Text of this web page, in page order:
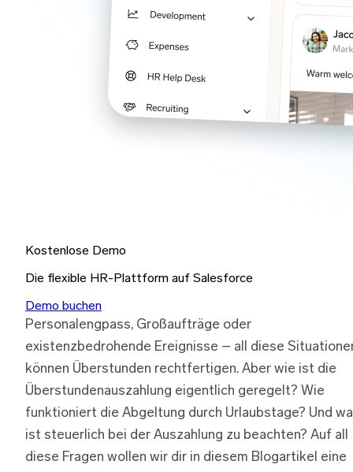
Kostenlose Demo
Die flexible HR-Plattform auf Salesforce
Demo buchen
Personalengpass, Großaufträge oder
existenzbedrohende Ereignisse – all diese
können Überstunden rechtfertigen. Aber wie ist die
Überstundenauszahlung eigentlich geregelt? Wie
funktioniert die Abgeltung durch Urlaubstage? Und
ist steuerlich bei der Auszahlung zu beachten? Auf all
diese Fragen wollen wir dir in diesem Blogartikel eine